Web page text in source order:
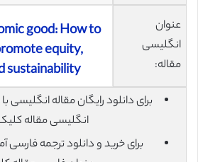
عنوان
انگلیسی
مقاله:
good: How to
equity,
sustainability
انگلیسی مقاله
برای خرید و دانلود ترجمه فارسی